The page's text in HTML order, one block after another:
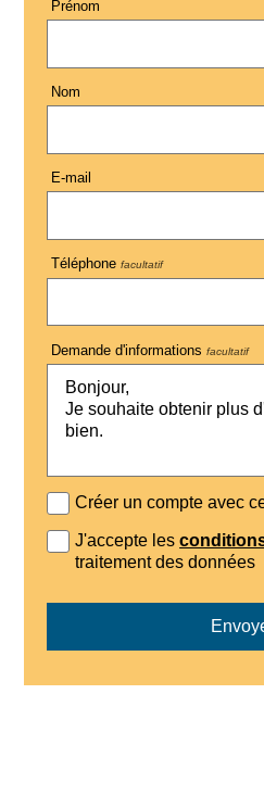
Prénom
Nom
E-mail
Téléphone facultatif
Demande d'informations facultatif
Créer un compte avec
J'accepte les
traitement des données